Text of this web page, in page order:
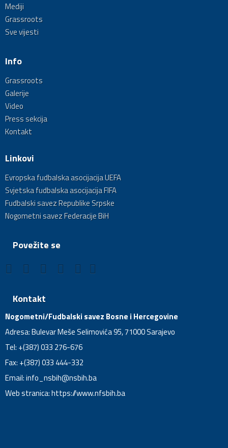
Mediji
Grassroots
Sve vijesti
Info
Grassroots
Galerije
Video
Press sekcija
Kontakt
Linkovi
Evropska fudbalska asocijacija UEFA
Svjetska fudbalska asocijacija FIFA
Fudbalski savez Republike Srpske
Nogometni savez Federacije BiH
Povežite se
Kontakt
Nogometni/Fudbalski savez Bosne i Hercegovine
Adresa: Bulevar Meše Selimovića 95, 71000 Sarajevo
Tel: +(387) 033 276-676
Fax: +(387) 033 444-332
Email:info_nsbih@nsbih.ba
Web stranica: https://www.nfsbih.ba